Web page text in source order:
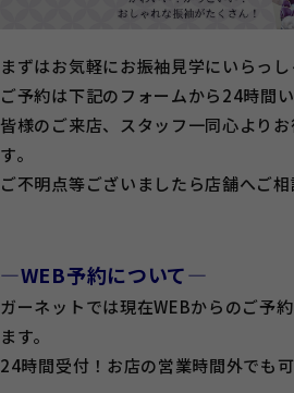
まずはお気軽にお振袖見学にいらっし
ご予約は下記のフォームから24時間い
皆様のご来店、スタッフ一同心より
す。
ご不明点等ございましたら店舗へご
―WEB予約について―
ガーネットでは現在WEBからのご予
ます。
24時間受付！お店の営業時間外でも可